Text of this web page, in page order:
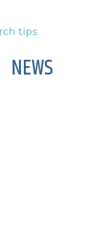
tips
NEWS